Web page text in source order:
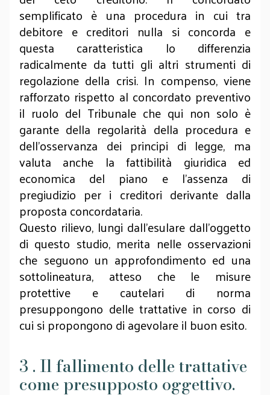
semplificato è una procedura in cui tra
debitore e creditori nulla si concorda e
questa caratteristica lo differenzia
radicalmente da tutti gli altri strumenti di
regolazione della crisi. In compenso, viene
rafforzato rispetto al concordato preventivo
il ruolo del Tribunale che qui non solo è
garante della regolarità della procedura e
dell’osservanza dei principi di legge, ma
valuta anche la fattibilità giuridica ed
economica del piano e l’assenza di
pregiudizio per i creditori derivante dalla
proposta concordataria.
Questo rilievo, lungi dall’esulare dall’oggetto
di questo studio, merita nelle osservazioni
che seguono un approfondimento ed una
sottolineatura, atteso che le misure
protettive e cautelari di norma
presuppongono delle trattative in corso di
cui si propongono di agevolare il buon esito.
3 . Il fallimento delle trattative
come presupposto oggettivo.